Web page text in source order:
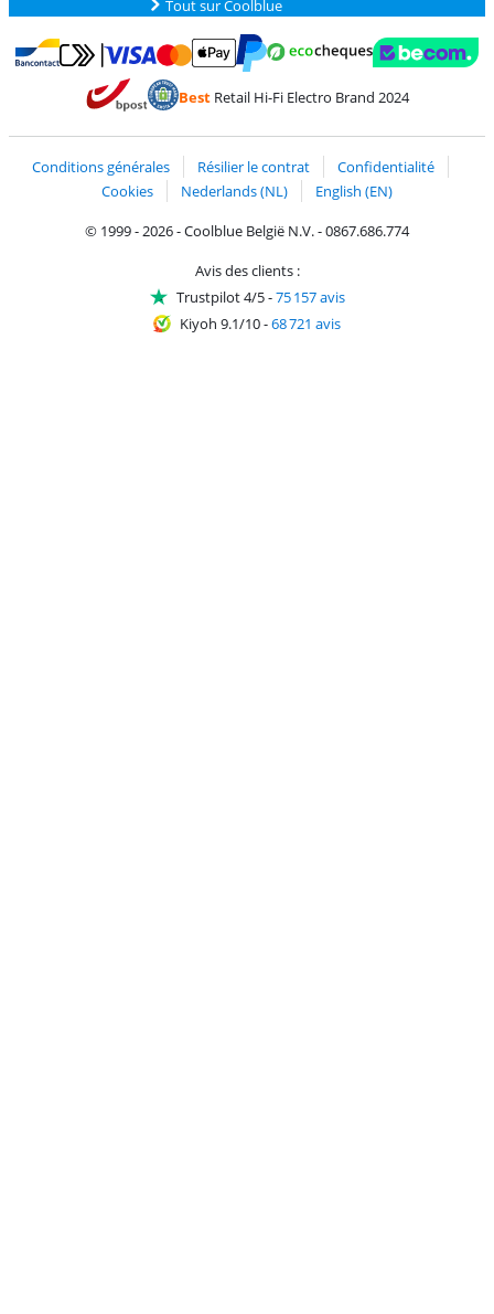
Tout sur Coolblue
Payer avec Bancontact
Payer avec MasterCard et Visa via ClickToPay
BestRetail Hi-Fi Electro Brand 2024
Conditions générales Résilier le contrat
Confidentialité
Cookies
Nederlands (NL)
English (EN)
© 1999 - 2026 - Coolblue België N.V. - 0867.686.774
Avis des clients :
Trustpilot 4/5-75 157 avis
Kiyoh 9.1/10-68 721 avis